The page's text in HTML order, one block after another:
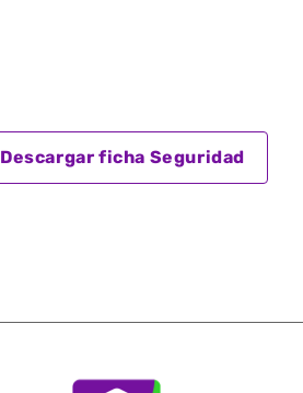
Descargar ficha Seguridad